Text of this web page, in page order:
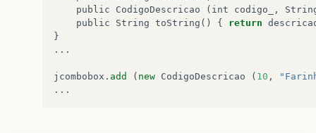
public
CodigoDescricao ( int codigo_ ,
public
String toString () { return
}
...
jcombobox . add ( new CodigoDescricao ( 10 ,